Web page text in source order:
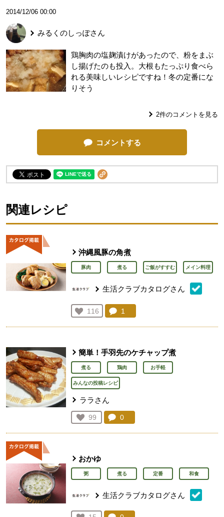
2014/12/06 00:00
みるくのしっぽさん
鶏胸肉の塩麹漬けがあったので、粉をまぶ
し揚げたのも投入。大根もたっぷり食べら
れる美味しいレシピですね！冬の定番にな
りそう
2件のコメントを見る
コメントする
関連レシピ
沖縄風豚の角煮
豚肉 煮る ご飯がすすむ メイン料理
生活クラブカタログさん
お気に入り登録：
116
人が登録
コメント：
1
簡単！手羽先のケチャップ煮
煮る 鶏肉 お手軽
みんなの投稿レシピ
ララさん
お気に入り登録：
99
人が登録
コメント：
0
おかゆ
粥 煮る 定番 和食
生活クラブカタログさん